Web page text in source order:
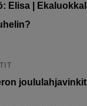
Elisa |
joululahjavinkit